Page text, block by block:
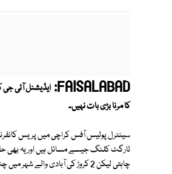
FAISALABAD: ایڈیشنل آئی جی
کا مرنا بڑی بات نہیں۔
سینٹرل پولیس آفس کراچی میں پریس
ٹارگٹ کلنگ جیسے مسائل ہیں اور یہ بھی
چاہتی لیکن 2 کروڑ کی آبادی